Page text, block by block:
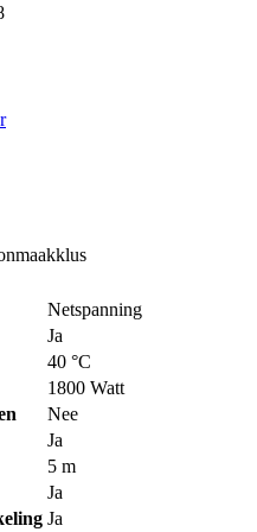
Netspanning
Ja
40 °C
1800 Watt
Nee
Ja
5 m
Ja
Ja